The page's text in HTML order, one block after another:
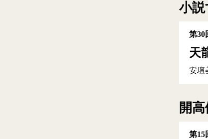
小
第30
天
安壇
開
第15